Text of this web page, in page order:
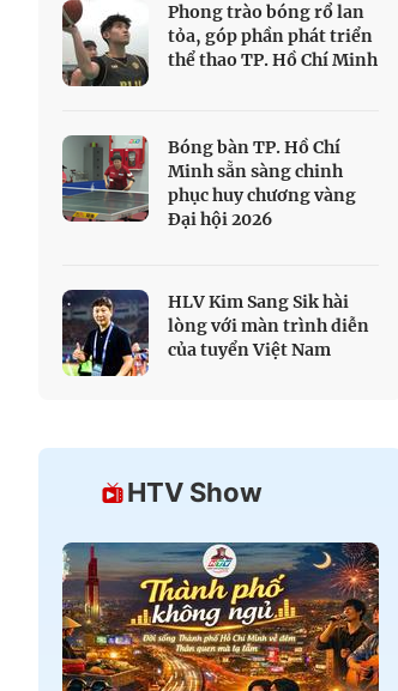
Phong trào bóng rổ lan
tỏa, góp phần phát triển
thể thao TP. Hồ Chí Minh
Bóng bàn TP. Hồ Chí
Minh sẵn sàng chinh
phục huy chương vàng
Đại hội 2026
HLV Kim Sang Sik hài
lòng với màn trình diễn
của tuyển Việt Nam
HTV Show